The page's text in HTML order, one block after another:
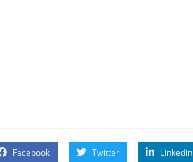
Facebook Twitter Linkedin